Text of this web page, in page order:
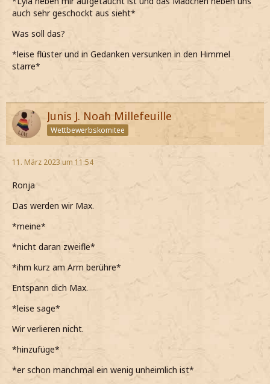
auch sehr geschockt aus sieht*
Was soll das?
*leise flüster und in Gedanken versunken in den Himmel
starre*
Junis J. Noah Millefeuille
Wettbewerbskomitee
11. März 2023 um 11:54
Ronja
Das werden wir Max.
*meine*
*nicht daran zweifle*
*ihm kurz am Arm berühre*
Entspann dich Max.
*leise sage*
Wir verlieren nicht.
*hinzufüge*
*er schon manchmal ein wenig unheimlich ist*